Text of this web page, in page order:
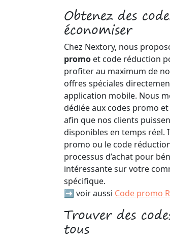
Obtenez des
économiser
Chez Nextory, nous
promo et code réduction
profiter au maximum de
offres spéciales
application mobile. Nous
dédiée aux codes promo
afin que nos clients
disponibles en temps réel.
promo ou le code
processus d’achat pour
intéressante sur votre
spécifique.
➡️ voir aussi Code promo
Trouver des
tous